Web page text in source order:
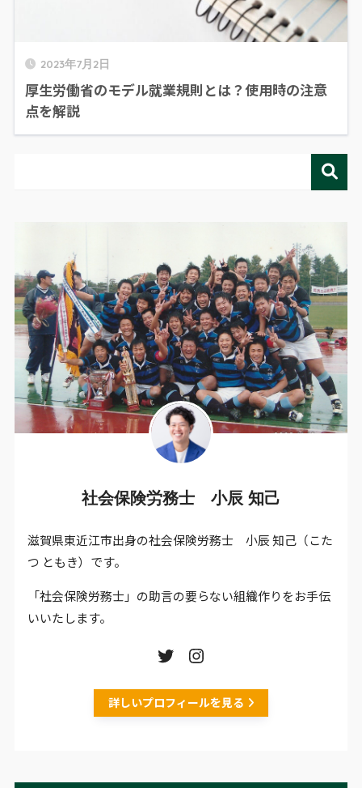
2023年7月2日
厚生労働省のモデル就業規則とは？使用時の注意
点を解説
社会保険労務士 小辰 知己
滋賀県東近江市出身の社会保険労務士 小辰 知己（こた
つ ともき）です。
「社会保険労務士」の助言の要らない組織作りをお手伝
いいたします。
詳しいプロフィールを見る